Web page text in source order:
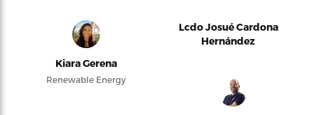
Kiara Gerena
Renewable Energy
Lcdo Josué Cardona
Hernández